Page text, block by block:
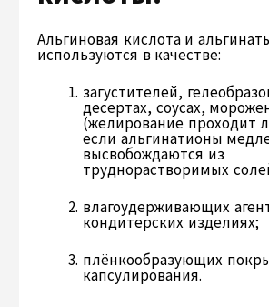
Альгиновая кислота и
используются в качестве:
загустителей,
десертах, соусах,
(желирование проходит
если альгинатионы
высвобождаются из
труднорастворимых
влагоудерживающих
кондитерских изделиях;
плёнкообразующих
капсулирования.